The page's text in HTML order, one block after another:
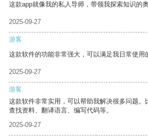
这款app就像我的私人导师，带领我探索知识的奥
2025-09-27
游客
这款软件的功能非常强大，可以满足我日常使用
2025-09-27
游客
这款软件非常实用，可以帮助我解决很多问题。
查找资料、翻译语言、编写代码等。
2025-09-27